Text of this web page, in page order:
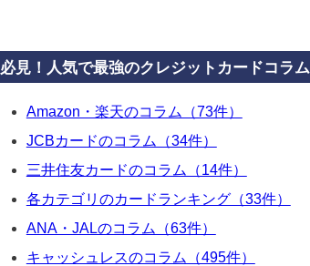
必見！人気で最強のクレジットカードコラム
Amazon・楽天のコラム（73件）
JCBカードのコラム（34件）
三井住友カードのコラム（14件）
各カテゴリのカードランキング（33件）
ANA・JALのコラム（63件）
キャッシュレスのコラム（495件）